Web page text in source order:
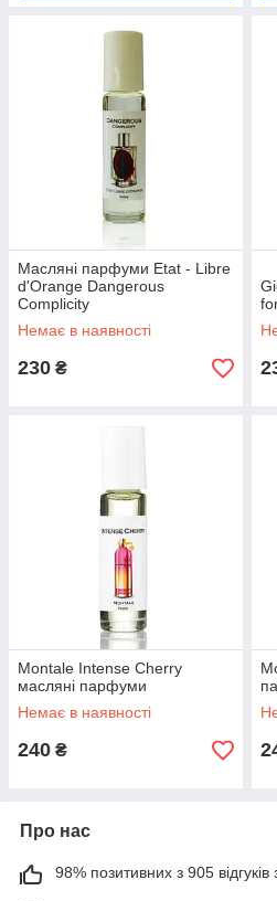
Масляні парфуми Etat - Libre
d'Orange Dangerous
Complicity
Немає в наявності
230 ₴
Montale Intense Cherry
масляні парфуми
Немає в наявності
240 ₴
Про нас
98% позитивних з 905 відгуків